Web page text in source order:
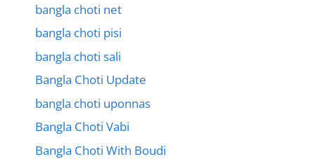
bangla choti net
bangla choti pisi
bangla choti sali
Bangla Choti Update
bangla choti uponnas
Bangla Choti Vabi
Bangla Choti With Boudi